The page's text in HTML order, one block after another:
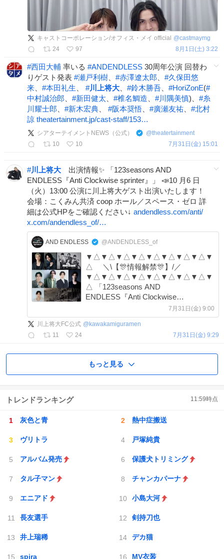
キャストコーポレーション/オフィス・メイ official @castmaymg
24
97 8月1日(土) 3:22
#西田大輔 率いる #ANDENDLESS 30周年公演 回替わ
りゲスト発表 #瀬戸利樹 #赤澤遼太郎 #久保田悠
来
#本田礼生 #川上将大 #鈴木勝吾 #HoriZonE(#
中村誠治郎
#新田健太 #椎名鯛造 #川隅美慎)、 #糸
川耀士郎
#新木宏典 #阪本奨悟 #廣瀬友祐 #北村
諒 theatertainment.jp/cast-staff/153…
シアターテイメントNEWS（公式） @theatertainment
10
10 7月31日(金) 15:01
#川上将大 出演情報✨ 「123seasons AND
ENDLESS『Anti Clockwise sprinter』」 📣10 月6 日
（火）13:00 公演に川上将大ゲスト出演いたします！
会場：こくみん共済 coop ホール／スペース・ゼロ 詳
細は公式HPをご確認ください↓ andendless.com/anti/
x.com/andendless_of/…
AND ENDLESS @ANDENDLESS_of
▼△▼△▼△▼△▼△▼△▼△▼△▼
△ ＼\【🎊情報解禁🎊】/／
▼△▼△▼△▼△▼△▼△▼△▼△▼
△ 「123seasons AND
ENDLESS『Anti Clockwise
sprinter』」 回替わりゲスト情報解禁💃
7月31日(金) 9:00
川上将大FC公式 @ kawakamiguramen
11
24 7月31日(金) 9:29
もっと見る
トレンドランキング 11:59時点
灰色と青 熱中症搬送
ヴリトラ 戸塚純貴
アルバム発売 保護犬トリミング
タル子マン チャンカパーナ
エニアド 小島大河
長友選手 剣持刀也
井上瑞稀 デカ猫
spira MV衣装